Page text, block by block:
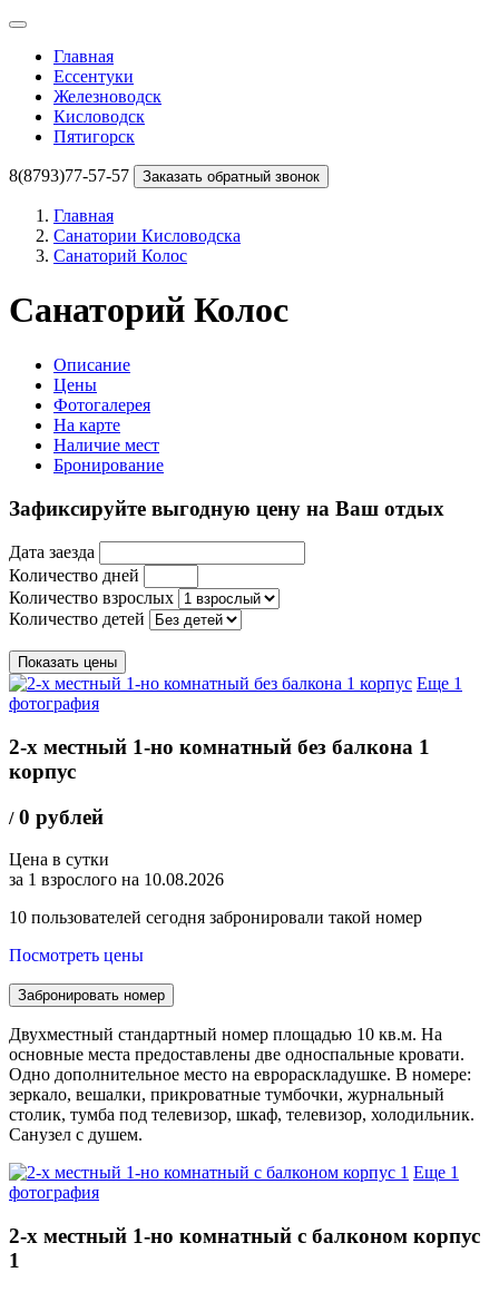
Главная
Ессентуки
Железноводск
Кисловодск
Пятигорск
8(8793)77-57-57 Заказать обратный звонок
Главная
Санатории Кисловодска
Санаторий Колос
Санаторий Колос
Описание
Цены
Фотогалерея
На карте
Наличие мест
Бронирование
Зафиксируйте выгодную цену на Ваш отдых
Дата заезда
Количество дней
Количество взрослых
Количество детей
Показать цены
Еще 1
фотография
2-х местный 1-но комнатный без балкона 1
корпус
/0 рублей
Цена в сутки
за 1 взрослого на 10.08.2026
10 пользователей сегодня забронировали такой номер
Посмотреть цены
Забронировать номер
Двухместный стандартный номер площадью 10 кв.м. На
основные места предоставлены две односпальные кровати.
Одно дополнительное место на еврораскладушке. В номере:
зеркало, вешалки, прикроватные тумбочки, журнальный
столик, тумба под телевизор, шкаф, телевизор, холодильник.
Санузел с душем.
Еще 1
фотография
2-х местный 1-но комнатный с балконом корпус
1